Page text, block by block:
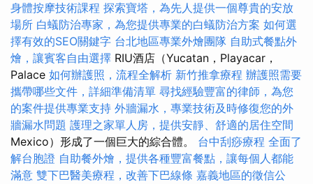
身體按摩技術課程 探索寶塔，為先人提供一個尊貴的安放
場所 白蟻防治專家，為您提供專業的白蟻防治方案 如何選
擇有效的SEO關鍵字 台北地區專業外燴團隊 自助式餐點外
燴，讓賓客自由選擇 RIU酒店（Yucatan，Playacar，
Palace 如何辦護照，流程全解析 新竹推拿療程 辦護照需要
攜帶哪些文件，詳細準備清單 尋找經驗豐富的律師，為您
的案件提供專業支持 外牆漏水，專業技術及時修復您的外
牆漏水問題 護理之家單人房，提供安靜、舒適的居住空間
Mexico）形成了一個巨大的綜合體。 台中刮痧療程 全面了
解台胞證 自助餐外燴，提供各種豐富餐點，讓每個人都能
滿意 雙下巴醫美療程，改善下巴線條 嘉義地區的徵信公